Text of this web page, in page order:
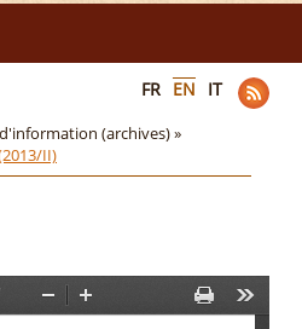
FR EN IT
(archives) »
II)
P